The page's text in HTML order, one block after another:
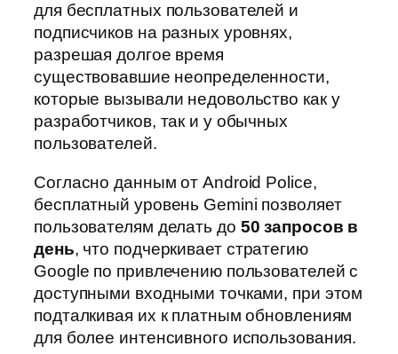
для бесплатных пользователей и
подписчиков на разных уровнях,
разрешая долгое время
существовавшие неопределенности,
которые вызывали недовольство как у
разработчиков, так и у обычных
пользователей.
Согласно данным от Android Police,
бесплатный уровень Gemini позволяет
пользователям делать до 50 запросов в
день, что подчеркивает стратегию
Google по привлечению пользователей с
доступными входными точками, при этом
подталкивая их к платным обновлениям
для более интенсивного использования.